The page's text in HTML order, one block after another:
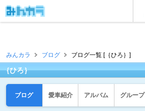
みんカラ ブログ ブログ一覧 [｛ひろ｝]
｛ひろ｝
ブログ 愛車紹介 アルバム グループ